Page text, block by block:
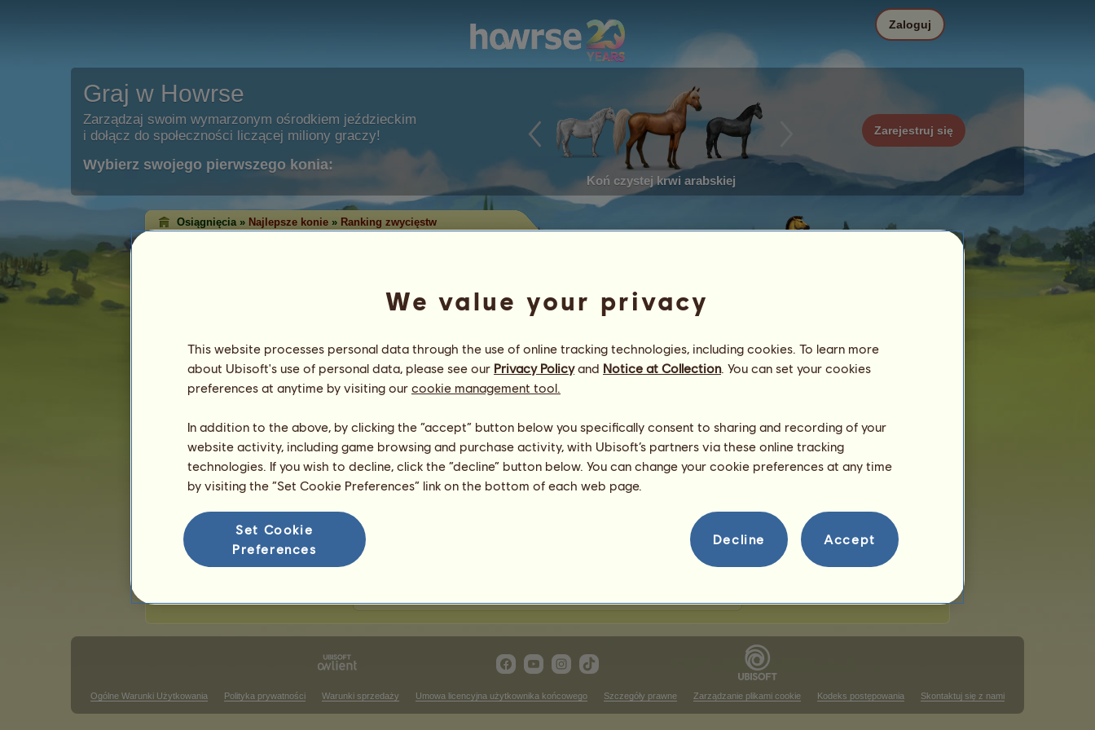
Graj w Howrse
Zarządzaj swoim wymarzonym ośrodkiem jeździeckim
i dołącz do społeczności liczącej miliony graczy!
Wybierz swojego pierwszego konia:
Koń czystej krwi arabskiej
Zarejestruj się
Zaloguj
Osiągnięcia » Najlepsze konie » Ranking zwycięstw
Ranking zwycięstw pokazuje konie, który zdobyły najwięcej tytułów w
Ten ranking jest aktualizowany każdej nocy. Tylko konie z największą liczbą
osiągnięć są zapamiętywane.
Ostatnia aktualizacja: 7 sierpnia 2026.
Zawody jeździectwa klasycznego Zawody jeździectwa western
Zwycięstwa w barrel racing Zwycięstwa w zawodach cuttingowych
Zwycięstwa w zawodach trail class
Brak wyników do wyświetlenia w tym rankingu
Zwycięstwa w zawodach reining
Brak wyników do wyświetlenia w tym rankingu
Zwycięstwa w zawodach western pleasure
Ogólne Warunki Użytkowania Polityka prywatności Warunki sprzedaży Umowa licencyjna użytkownika końcowego Szczegóły prawne Zarządzanie plikami cookie Kodeks postępowania Skontaktuj się z nami
We value your privacy
This website processes personal data through the use of online tracking technologies, including cookies. To learn more
about Ubisoft's use of personal data, please see our Privacy Policyand Notice at Collection. You can set your cookies
preferences at anytime by visiting our cookie management tool.
In addition to the above, by clicking the “accept” button below you specifically consent to sharing and recording of your
website activity, including game browsing and purchase activity, with Ubisoft’s partners via these online tracking
technologies. If you wish to decline, click the “decline” button below. You can change your cookie preferences at any time
by visiting the “Set Cookie Preferences” link on the bottom of each web page.
Set Cookie
Preferences
Decline Accept